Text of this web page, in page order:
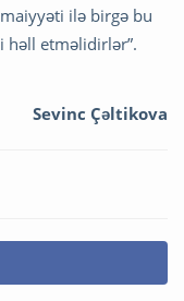
ilə birgə bu
həll etməlidirlər”.
Sevinc Çəltikova